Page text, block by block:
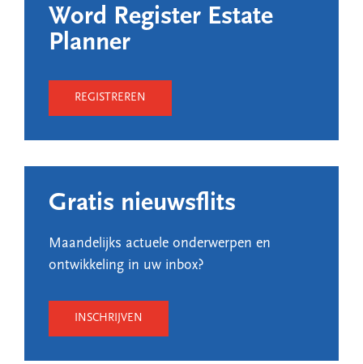
Word Register Estate
Planner
REGISTREREN
Gratis nieuwsflits
Maandelijks actuele onderwerpen en
ontwikkeling in uw inbox?
INSCHRIJVEN